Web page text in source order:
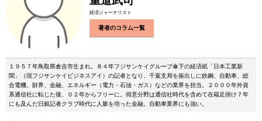
経済ジャーナリスト
著者のコラム一覧
１９５７年鳥取県倉吉市生まれ。８４年フジサンケイグループ傘下の経済紙「日本工業新
聞」（現フジサンケイビジネスアイ）の記者となり、千葉支局を振出しに鉄鋼、自動車、総
合電機、財界、金融、エネルギー（電力・石油・ガス）などの業界を担当。２０００年外資
系通信社に転じた後、０２年からフリーに。得意分野は通信社時代を含めて在籍足掛け７年
にも及んだ日銀記者クラブ時代に人脈を培った金融。自動車業界にも強い。